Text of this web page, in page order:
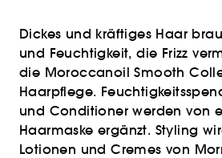
Dickes und kräftiges Haar
und Feuchtigkeit, die Frizz
die Moroccanoil Smooth
Haarpflege.
und Conditioner werden von
Haarmaske ergänzt. Styling
Lotionen und Cremes von